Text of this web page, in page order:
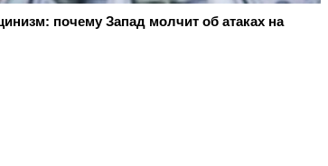
почему Запад молчит об атаках на